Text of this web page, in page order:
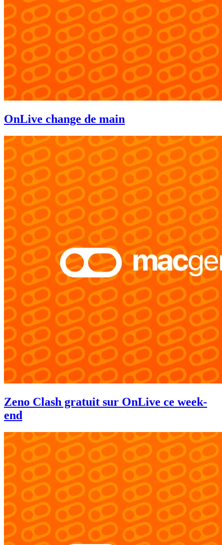
OnLive change de main
Zeno Clash gratuit sur OnLive ce week-
end